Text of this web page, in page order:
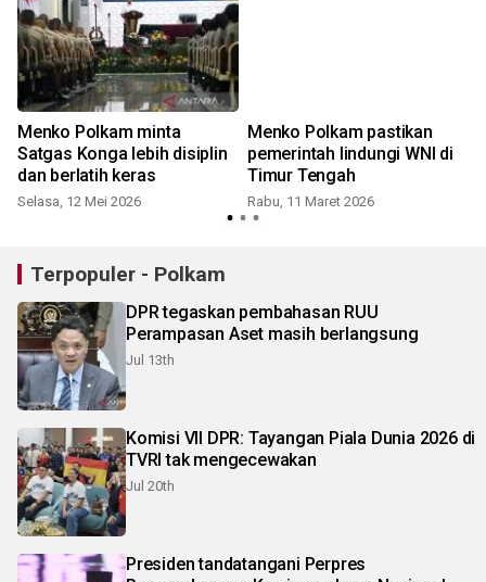
Menko Polkam minta
Satgas Konga lebih disiplin
dan berlatih keras
Selasa, 12 Mei 2026
Menko Polkam pastikan
pemerintah lindungi WNI di
Timur Tengah
Rabu, 11 Maret 2026
Terpopuler - Polkam
DPR tegaskan pembahasan RUU
Perampasan Aset masih berlangsung
Jul 13th
Komisi VII DPR: Tayangan Piala Dunia 2026 di
TVRI tak mengecewakan
Jul 20th
Presiden tandatangani Perpres